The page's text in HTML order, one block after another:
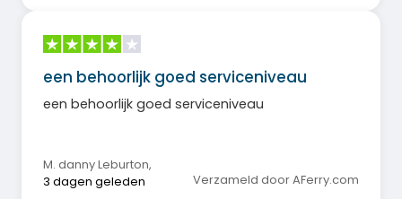
een behoorlijk goed serviceniveau
een behoorlijk goed serviceniveau
M. danny Leburton,
3 dagen geleden
Verzameld door AFerry.com